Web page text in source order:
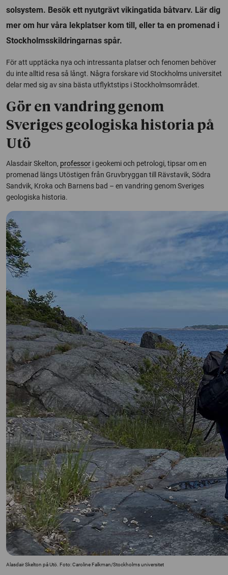
solsystem. Besök ett nyutgrävt vikingatida båtvarv. Lär dig
mer om hur våra lekplatser kom till, eller ta en promenad i
Stockholmsskildringarnas spår.
För att upptäcka nya och intressanta platser och fenomen behöver
du inte alltid resa så långt. Några forskare vid Stockholms universitet
delar med sig av sina bästa utflyktstips i Stockholmsområdet.
Gör en vandring genom
Sveriges geologiska historia på
Utö
Alasdair Skelton, professor i geokemi och petrologi, tipsar om en
promenad längs Utöstigen från Gruvbryggan till Rävstavik, Södra
Sandvik, Kroka och Barnens bad – en vandring genom Sveriges
geologiska historia.
Alasdair Skelton på Utö. Foto: Caroline Falkman/Stockholms universitet